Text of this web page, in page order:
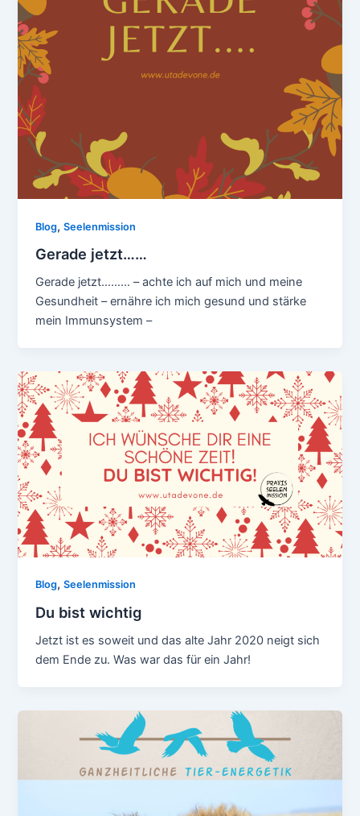
Blog,Seelenmission
Gerade jetzt……
Gerade jetzt……… – achte ich auf mich und meine
Gesundheit – ernähre ich mich gesund und stärke
mein Immunsystem –
Blog,Seelenmission
Du bist wichtig
Jetzt ist es soweit und das alte Jahr 2020 neigt sich
dem Ende zu. Was war das für ein Jahr!